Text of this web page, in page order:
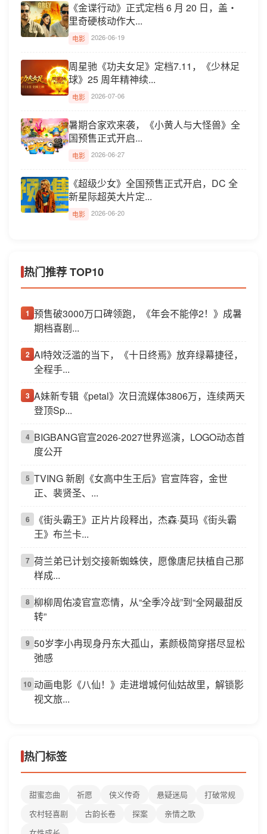
《金谍行动》正式定档 6 月 20 日，盖・
里奇硬核动作大...
电影 2026-06-19
周星驰《功夫女足》定档7.11，《少林足
球》25 周年精神续...
电影 2026-07-06
暑期合家欢来袭，《小黄人与大怪兽》全
国预售正式开启...
电影 2026-06-27
《超级少女》全国预售正式开启，DC 全
新星际超英大片定...
电影 2026-06-20
热门推荐 TOP10
1 预售破3000万口碑领跑，《年会不能停2！》成暑
期档喜剧...
2 AI特效泛滥的当下，《十日终焉》放弃绿幕捷径，
全程手...
3 A妹新专辑《petal》次日流媒体3806万，连续两天
登顶Sp...
4 BIGBANG官宣2026-2027世界巡演，LOGO动态首
度公开
5 TVING 新剧《女高中生王后》官宣阵容，金世
正、裴贤圣、...
6
《街头霸王》正片片段释出，杰森·莫玛《街头霸
王》布兰卡...
7 荷兰弟已计划交接新蜘蛛侠，愿像唐尼扶植自己那
样成...
8 柳柳周佑凌官宣恋情，从“全季冷战”到“全网最甜反
转”
9 50岁李小冉现身丹东大孤山，素颜极简穿搭尽显松
弛感
10 动画电影《八仙！》走进增城何仙姑故里，解锁影
视文旅...
热门标签
甜蜜恋曲 祈愿 侠义传奇 悬疑迷局
打破常规
农村轻喜剧
古韵长卷 探案
亲情之歌